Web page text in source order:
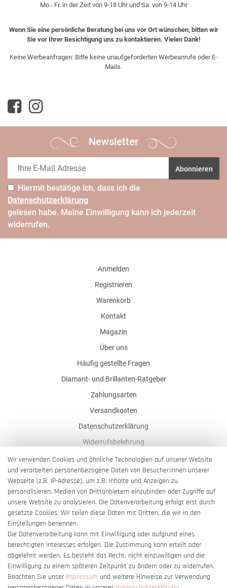
Mo.- Fr. in der Zeit von 9-18 Uhr und Sa. von 9-14 Uhr
Wenn Sie eine persönliche Beratung bei uns vor Ort wünschen, bitten wir
Sie vor Ihrer Besichtigung uns zu kontaktieren. Vielen Dank!
Keine Werbeanfragen: Bitte keine unaufgeforderten Werbeanrufe oder E-
Mails.
Newsletter
Abonnieren
Hiermit bestätige ich, dass ich die
Daten­schutz­erklärung
gelesen habe. Meine Einwilligung kann ich jederzeit
widerrufen.
Anmelden
Registrieren
Warenkorb
Kontakt
Magazin
Über uns
Häufig gestellte Fragen
Diamant- und Brillanten-Ratgeber
Zahlungsarten
Versandkosten
Datenschutzerklärung
Widerrufsbelehrung
AGB
Impressum
Barrierefreiheitserklärung
Vertrag widerrufen
Wir verwenden Cookies und ähnliche Technologien auf unserer Website
und verarbeiten personenbezogene Daten von Besucher:innen unserer
Webseite (z.B. IP-Adresse), um z.B. Inhalte und Anzeigen zu
personalisieren, Medien von Drittanbietern einzubinden oder Zugriffe auf
unsere Website zu analysieren. Die Datenverarbeitung erfolgt erst durch
gesetzte Cookies. Wir teilen diese Daten mit Dritten, die wir in den
Einstellungen benennen.
Die Datenverarbeitung kann mit Einwilligung oder aufgrund eines
berechtigten Interesses erfolgen. Die Zustimmung kann erteilt oder
abgelehnt werden. Es besteht das Recht, nicht einzuwilligen und die
Einwilligung zu einem späteren Zeitpunkt zu ändern oder zu widerrufen.
Beachten Sie unser Impressum und weitere Hinweise zur Verwendung